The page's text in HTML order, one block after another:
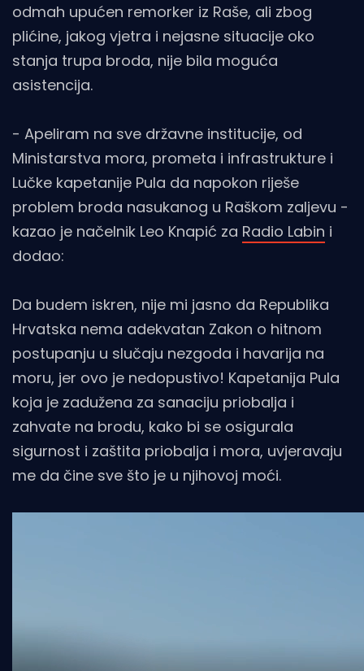
odmah upućen remorker iz Raše, ali zbog
plićine, jakog vjetra i nejasne situacije oko
stanja trupa broda, nije bila moguća
asistencija.
- Apeliram na sve državne institucije, od
Ministarstva mora, prometa i infrastrukture i
Lučke kapetanije Pula da napokon riješe
problem broda nasukanog u Raškom zaljevu -
kazao je načelnik Leo Knapić za Radio Labin i
dodao:
Da budem iskren, nije mi jasno da Republika
Hrvatska nema adekvatan Zakon o hitnom
postupanju u slučaju nezgoda i havarija na
moru, jer ovo je nedopustivo! Kapetanija Pula
koja je zadužena za sanaciju priobalja i
zahvate na brodu, kako bi se osigurala
sigurnost i zaštita priobalja i mora, uvjeravaju
me da čine sve što je u njihovoj moći.